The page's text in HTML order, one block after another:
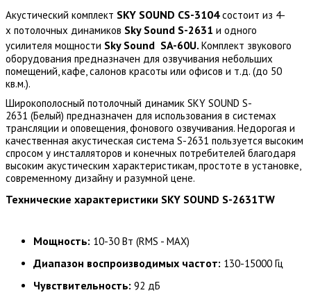
Акустический комплект SKY SOUND CS-3104состоит из 4-
х потолочных динамиков Sky Sound S-2631 и одного
усилителя мощности Sky Sound SA-60U. Комплект звукового
оборудования предназначен для озвучивания небольших
помещений, кафе, салонов красоты или офисов и т.д. (до 50
кв.м.).
Широкополосный потолочный динамик SKY SOUND S-
2631 (Белый) предназначен для использования в системах
трансляции и оповещения, фонового озвучивания. Недорогая и
качественная акустическая система S-2631 пользуется высоким
спросом у инсталляторов и конечных потребителей благодаря
высоким акустическим характеристикам, простоте в установке,
современному дизайну и разумной цене.
Технические характеристики SKY SOUND S-2631TW
Мощность: 10-30 Вт (RMS - MAX)
Диапазон воспроизводимых частот: 130-15000 Гц
Чувствительность: 92 дБ